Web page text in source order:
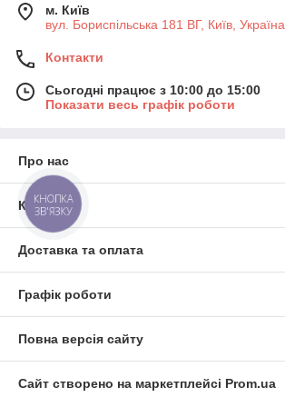
м. Київ
вул. Бориспільська 181 ВГ, Київ, Україна
Контакти
Сьогодні працює з 10:00 до 15:00
Показати весь графік роботи
Про нас
Контакти
Доставка та оплата
Графік роботи
Повна версія сайту
Сайт створено на маркетплейсі Prom.ua
КНОПКА
ЗВ'ЯЗКУ